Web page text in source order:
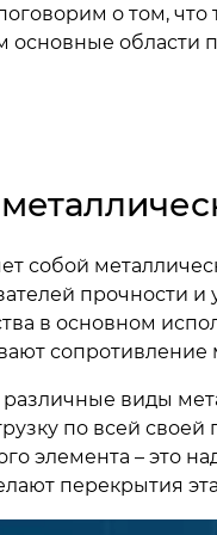
о том, что
основные области
собой
прочности и
в основном
сопротивление
различные виды
по всей
элемента – это
перекрытия